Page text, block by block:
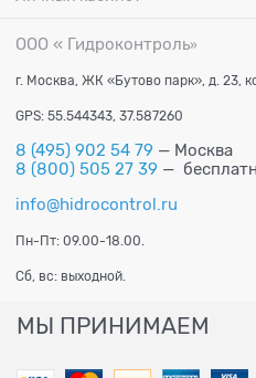
ООО « Гидроконтроль»
г. Москва, ЖК «Бутово парк», д. 23,
GPS: 55.544343, 37.587260
8 (495) 902 54 79 — Москва
8 (800) 505 27 39 —
info@hidrocontrol.ru
Пн-Пт: 09.00-18.00.
Сб, вс: выходной.
МЫ ПРИНИМАЕМ